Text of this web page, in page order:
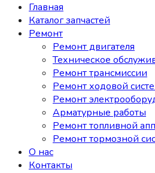
Главная
Каталог запчастей
Ремонт
Ремонт двигателя
Техническое
Ремонт трансмиссии
Ремонт ходовой
Ремонт
Арматурные работы
Ремонт топливной
Ремонт тормозной
О нас
Контакты